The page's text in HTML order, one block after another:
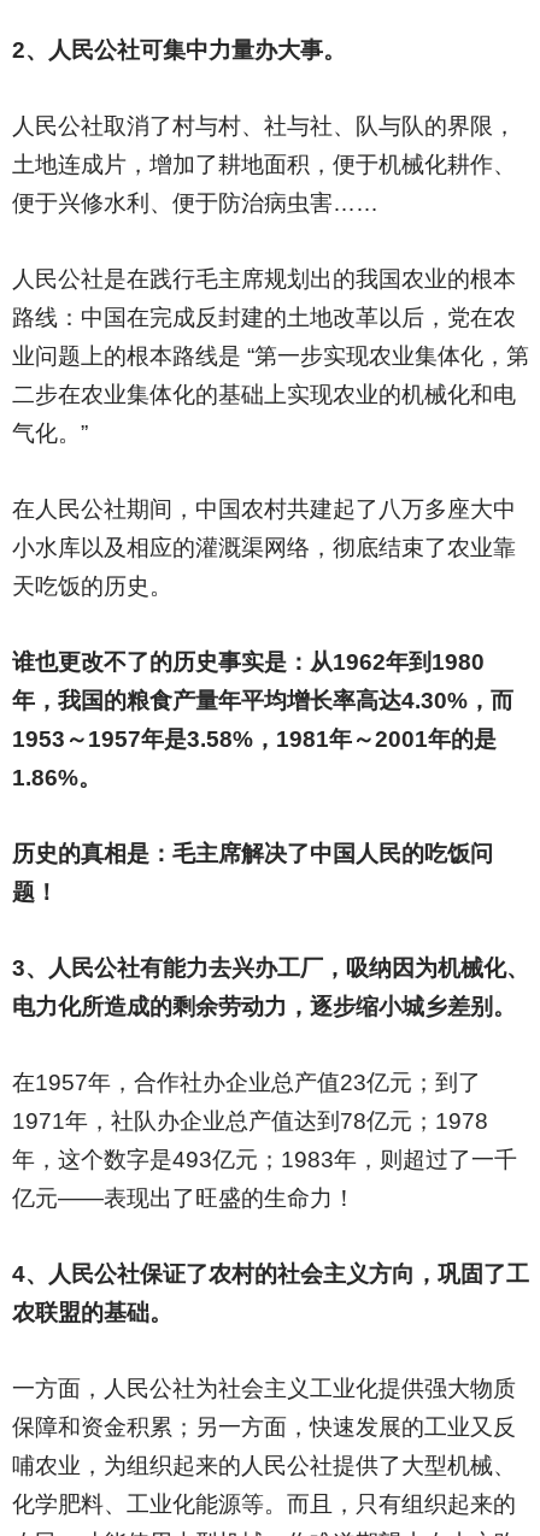
2、人民公社可集中力量办大事。
人民公社取消了村与村、社与社、队与队的界限，
土地连成片，增加了耕地面积，便于机械化耕作、
便于兴修水利、便于防治病虫害……
人民公社是在践行毛主席规划出的我国农业的根本
路线：中国在完成反封建的土地改革以后，党在农
业问题上的根本路线是 “第一步实现农业集体化，第
二步在农业集体化的基础上实现农业的机械化和电
气化。”
在人民公社期间，中国农村共建起了八万多座大中
小水库以及相应的灌溉渠网络，彻底结束了农业靠
天吃饭的历史。
谁也更改不了的历史事实是：从1962年到1980
年，我国的粮食产量年平均增长率高达4.30%，而
1953～1957年是3.58%，1981年～2001年的是
1.86%。
历史的真相是：毛主席解决了中国人民的吃饭问
题！
3、人民公社有能力去兴办工厂，吸纳因为机械化、
电力化所造成的剩余劳动力，逐步缩小城乡差别。
在1957年，合作社办企业总产值23亿元；到了
1971年，社队办企业总产值达到78亿元；1978
年，这个数字是493亿元；1983年，则超过了一千
亿元——表现出了旺盛的生命力！
4、人民公社保证了农村的社会主义方向，巩固了工
农联盟的基础。
一方面，人民公社为社会主义工业化提供强大物质
保障和资金积累；另一方面，快速发展的工业又反
哺农业，为组织起来的人民公社提供了大型机械、
化学肥料、工业化能源等。而且，只有组织起来的